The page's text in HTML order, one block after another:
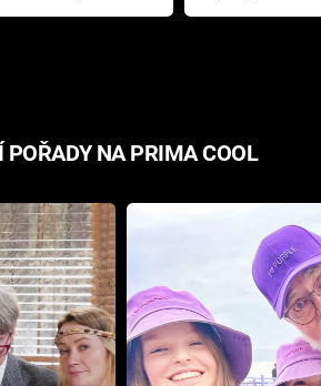
přichází s
POŘADY NA PRIMA COOL